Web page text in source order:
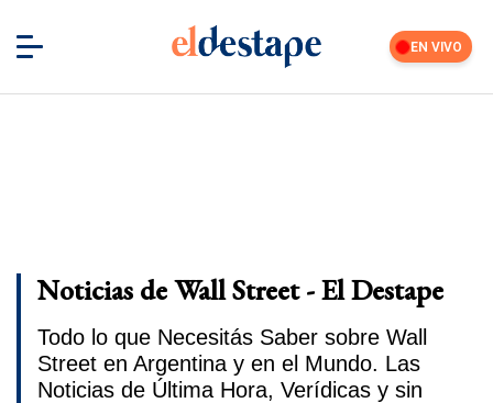
EN VIVO
Noticias de Wall Street - El Destape
Todo lo que Necesitás Saber sobre Wall
Street en Argentina y en el Mundo. Las
Noticias de Última Hora, Verídicas y sin